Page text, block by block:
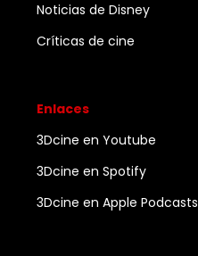
Noticias de Disney
Críticas de cine
Enlaces
3Dcine en Youtube
3Dcine en Spotify
3Dcine en Apple Podcasts